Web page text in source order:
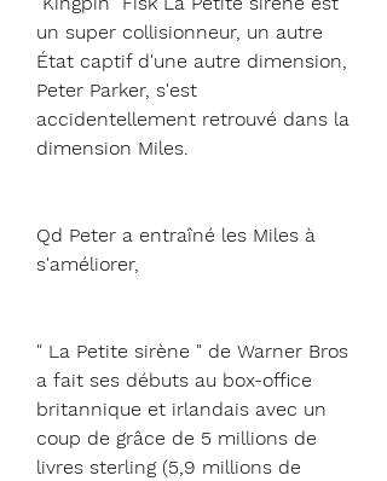
un super collisionneur, un autre
État captif d'une autre dimension,
Peter Parker, s'est
accidentellement retrouvé dans la
dimension Miles.
Qd Peter a entraîné les Miles à
s'améliorer,
" La Petite sirène " de Warner Bros
a fait ses débuts au box-office
britannique et irlandais avec un
coup de grâce de 5 millions de
livres sterling (5,9 millions de